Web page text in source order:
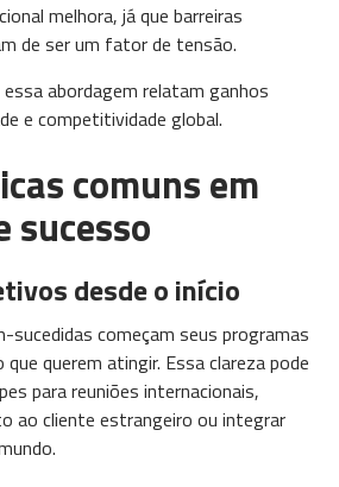
melhora, já que barreiras
de ser um fator de tensão.
abordagem relatam ganhos
e competitividade global.
comuns em
sucesso
desde o início
sucedidas começam seus programas
querem atingir. Essa clareza pode
para reuniões internacionais,
ao cliente estrangeiro ou integrar